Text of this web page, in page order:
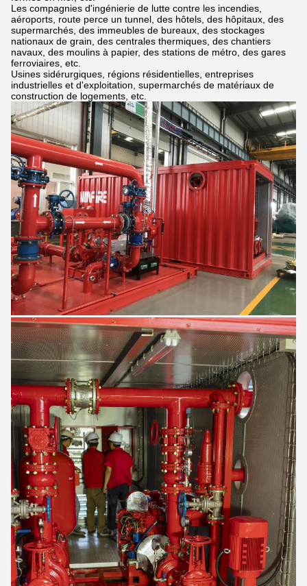
Les compagnies d'ingénierie de lutte contre les incendies,
aéroports, route perce un tunnel, des hôtels, des hôpitaux, des
supermarchés, des immeubles de bureaux, des stockages
nationaux de grain, des centrales thermiques, des chantiers
navaux, des moulins à papier, des stations de métro, des gares
ferroviaires, etc.
Usines sidérurgiques, régions résidentielles, entreprises
industrielles et d'exploitation, supermarchés de matériaux de
construction de logements, etc.